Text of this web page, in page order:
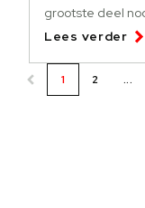
grootste deel
Lees verder
1 2 ...